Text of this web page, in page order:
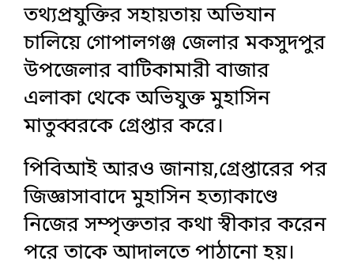
তথ্যপ্রযুক্তির সহায়তায় অভিযান
চালিয়ে গোপালগঞ্জ জেলার মকসুদপুর
উপজেলার বাটিকামারী বাজার
এলাকা থেকে অভিযুক্ত মুহাসিন
মাতুব্বরকে গ্রেপ্তার করে।
পিবিআই আরও জানায়,গ্রেপ্তারের পর
জিজ্ঞাসাবাদে মুহাসিন হত্যাকাণ্ডে
নিজের সম্পৃক্ততার কথা স্বীকার করেন
পরে তাকে আদালতে পাঠানো হয়।